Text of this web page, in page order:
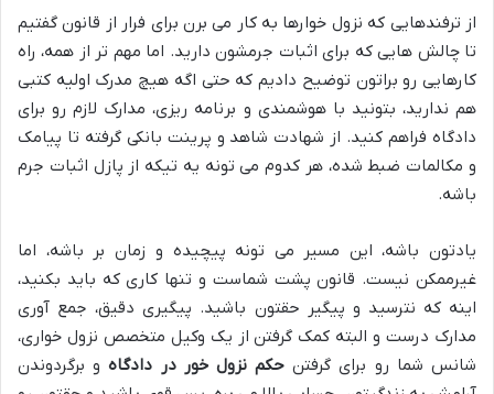
از ترفندهایی که نزول خوارها به کار می برن برای فرار از قانون گفتیم
تا چالش هایی که برای اثبات جرمشون دارید. اما مهم تر از همه، راه
کارهایی رو براتون توضیح دادیم که حتی اگه هیچ مدرک اولیه کتبی
هم ندارید، بتونید با هوشمندی و برنامه ریزی، مدارک لازم رو برای
دادگاه فراهم کنید. از شهادت شاهد و پرینت بانکی گرفته تا پیامک
و مکالمات ضبط شده، هر کدوم می تونه یه تیکه از پازل اثبات جرم
باشه.
یادتون باشه، این مسیر می تونه پیچیده و زمان بر باشه، اما
غیرممکن نیست. قانون پشت شماست و تنها کاری که باید بکنید،
اینه که نترسید و پیگیر حقتون باشید. پیگیری دقیق، جمع آوری
مدارک درست و البته کمک گرفتن از یک وکیل متخصص نزول خواری،
شانس شما رو برای گرفتن حکم نزول خور در دادگاهو برگردوندن